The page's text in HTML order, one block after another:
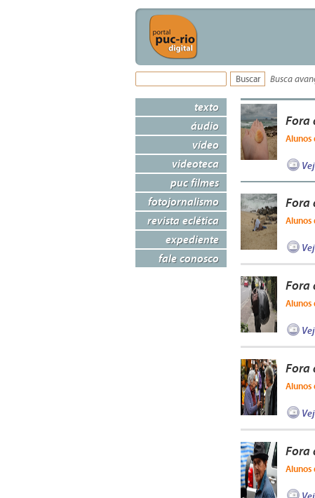
Busca
texto
áudio
vídeo
videoteca
puc filmes
fotojornalismo
revista eclética
expediente
fale conosco
Fora
Alunos
Fora
Alunos
Fora
Alunos
Fora
Alunos
Fora
Alunos